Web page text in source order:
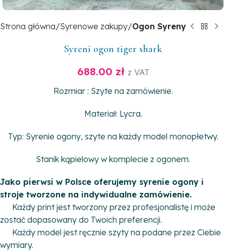
Strona główna Syrenowe zakupy Ogon Syreny
Syreni ogon tiger shark
688.00 zł z VAT
Rozmiar : Szyte na zamówienie.
Materiał: Lycra.
Typ: Syrenie ogony, szyte na każdy model monopłetwy.
Stanik kąpielowy w komplecie z ogonem.
Jako pierwsi w Polsce oferujemy syrenie ogony i
stroje tworzone na indywidualne zamówienie.
Każdy print jest tworzony przez profesjonalistę i może
zostać dopasowany do Twoich preferencji.
Każdy model jest ręcznie szyty na podane przez Ciebie
wymiary.